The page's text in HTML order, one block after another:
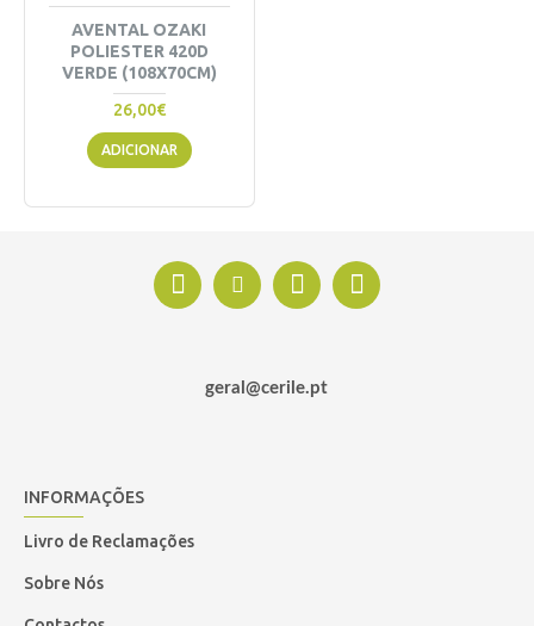
AVENTAL OZAKI
POLIESTER 420D
VERDE (108X70CM)
26,00€
ADICIONAR
geral@cerile.pt
INFORMAÇÕES
Livro de Reclamações
Sobre Nós